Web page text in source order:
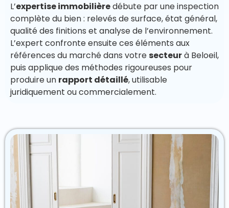
L’expertise immobilièredébute par une inspection
complète du bien : relevés de surface, état général,
qualité des finitions et analyse de l’environnement.
L’expert confronte ensuite ces éléments aux
références du marché dans votresecteurà Beloeil,
puis applique des méthodes rigoureuses pour
produire un rapport détaillé, utilisable
juridiquement ou commercialement.